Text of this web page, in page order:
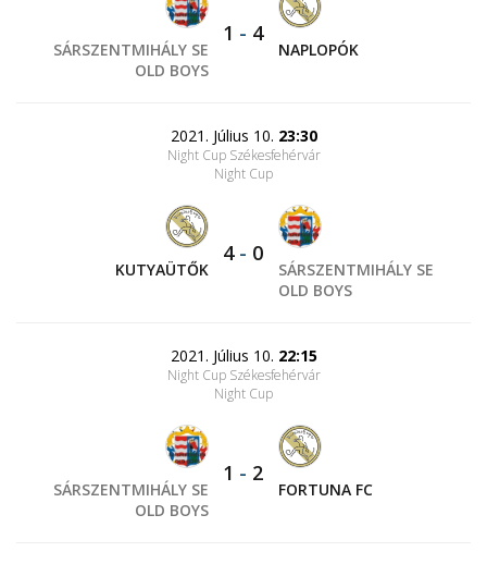
SÁRSZENTMIHÁLY SE
OLD BOYS
1 - 4
NAPLOPÓK
2021. Július 10. 23:30
Night Cup Székesfehérvár
Night Cup
KUTYAÜTŐK
4- 0
SÁRSZENTMIHÁLY SE
OLD BOYS
2021. Július 10. 22:15
Night Cup Székesfehérvár
Night Cup
SÁRSZENTMIHÁLY SE
OLD BOYS
1 - 2
FORTUNA FC